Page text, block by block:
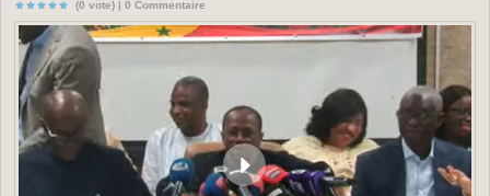
(0 vote) | 0 Commentaire